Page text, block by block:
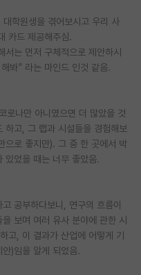
학원생을 겪어보시고 우리 사
카드 제공해주심.
는 먼저 구체적으로 제안하시
봐” 라는 마인드 인것 같음.
로나만 아니였으면 더 많았을 것
하고, 그 랩과 시설들을 경험해보
으로 좋지만). 그 중 한 곳에서 박
있었을 때는 너무 좋았음.
공부하다보니, 연구의 흐름이
보며 여러 유사 분야에 관한 시
고, 이 결과가 산업에 어떻게 기
)임을 알게 되었음.